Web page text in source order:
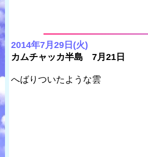
2014年7月29日(火)
カムチャッカ半島 7月21日
へばりついたような雲